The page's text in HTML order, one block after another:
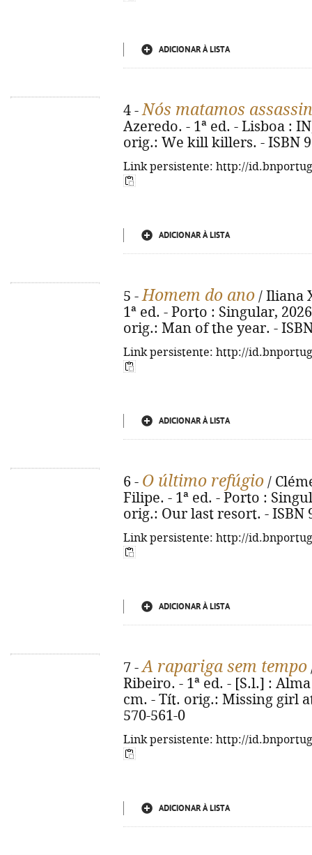
ADICIONAR À LISTA
4 -Nós matamos
Azeredo. - 1ª ed. - Lisboa :
orig.: We kill killers. - ISBN
Link persistente: http://
ADICIONAR À LISTA
5 -Homem do ano / Iliana
1ª ed. - Porto : Singular,
orig.: Man of the year. -
Link persistente: http://
ADICIONAR À LISTA
6 - O último refúgio /
Filipe. - 1ª ed. - Porto :
orig.: Our last resort. - ISBN
Link persistente: http://
ADICIONAR À LISTA
7 -A rapariga sem tempo
Ribeiro. - 1ª ed. - [S.l.] :
cm. - Tít. orig.: Missing girl
570-561-0
Link persistente: http://
ADICIONAR À LISTA